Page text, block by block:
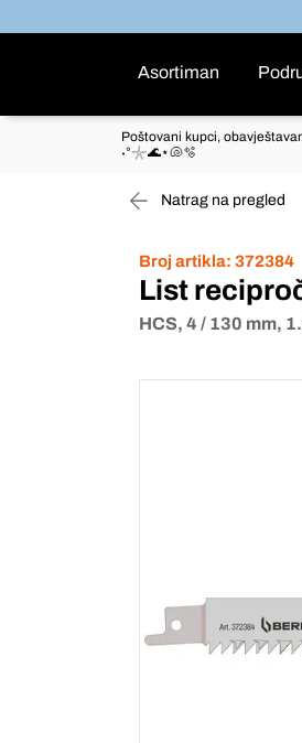
Asortiman
Poštovani kupci,
˖°𓇼🌊⋆🐚🫧
Natrag na pregled
Broj artikla: 372384
List
HCS, 4 / 130 mm,